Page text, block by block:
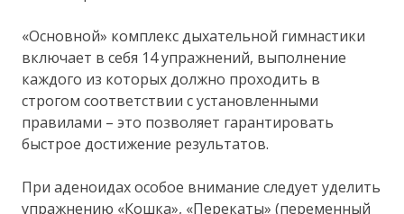
«Основной» комплекс дыхательной гимнастики
включает в себя 14 упражнений, выполнение
каждого из которых должно проходить в
строгом соответствии с установленными
правилами – это позволяет гарантировать
быстрое достижение результатов.
При аденоидах особое внимание следует уделить
упражнению «Кошка», «Перекаты» (переменный